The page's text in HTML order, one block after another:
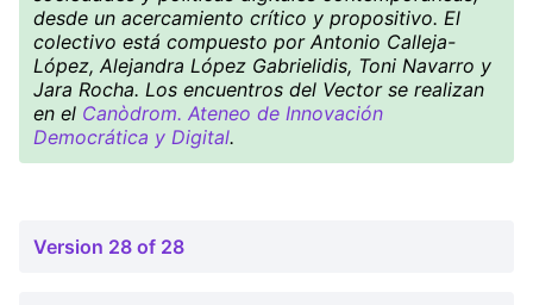
desde un acercamiento crítico y propositivo. El
colectivo está compuesto por Antonio Calleja-
López, Alejandra López Gabrielidis, Toni Navarro y
Jara Rocha. Los encuentros del Vector se realizan
en el Canòdrom. Ateneo de Innovación
Democrática y Digital.
Version 28 of 28